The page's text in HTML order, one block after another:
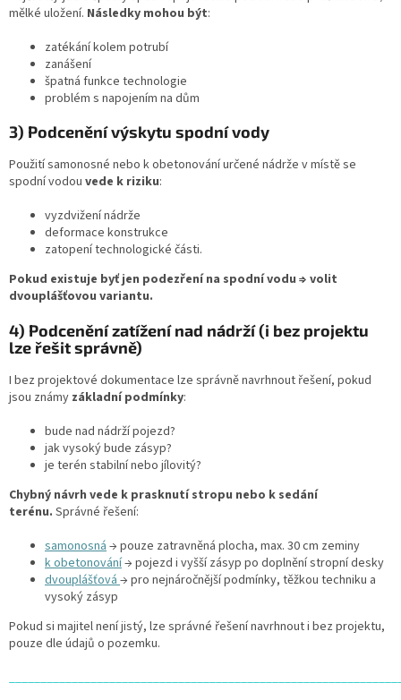
mělké uložení. Následky mohou být:
zatékání kolem potrubí
zanášení
špatná funkce technologie
problém s napojením na dům
3) Podcenění výskytu spodní vody
Použití samonosné nebo k obetonování určené nádrže v místě se
spodní vodou vede k riziku:
vyzdvižení nádrže
deformace konstrukce
zatopení technologické části.
Pokud existuje byť jen podezření na spodní vodu ⇒ volit
dvouplášťovou variantu.
4) Podcenění zatížení nad nádrží (i bez projektu
lze řešit správně)
I bez projektové dokumentace lze správně navrhnout řešení, pokud
jsou známy základní podmínky:
bude nad nádrží pojezd?
jak vysoký bude zásyp?
je terén stabilní nebo jílovitý?
Chybný návrh vede k prasknutí stropu nebo k sedání
terénu. Správné řešení:
samonosná → pouze zatravněná plocha, max. 30 cm zeminy
k obetonování→ pojezd i vyšší zásyp po doplnění stropní desky
dvouplášťová → pro nejnáročnější podmínky, těžkou techniku a
vysoký zásyp
Pokud si majitel není jistý, lze správné řešení navrhnout i bez projektu,
pouze dle údajů o pozemku.